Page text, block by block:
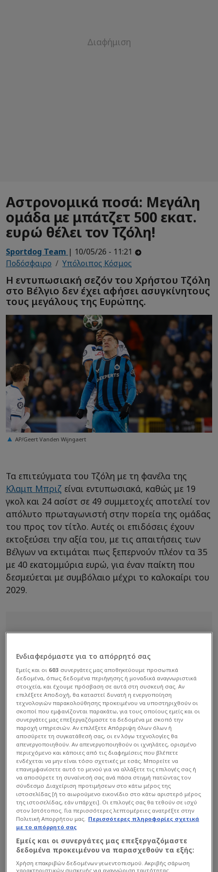
Αστρονομικά ποσά: Μεγάλη
ομάδα με μπάτζετ 500 εκατ.
ευρώ θέλει τον Τζόλη!
Sportdog Team | 10/05/26 - 11:21
Ποδόσφαιρο
Υπόλοιπος Κόσμος
Η εντυπωσιακή σεζόν του Χρήστου Τζόλη
στο Βέλγιο δεν έχει αφήσει ασυγκίνητους
τους μεγάλους της Ευρώπης.
AP/Geert Vanden Wijngaert
Τα επιτεύγματα του Τζόλη με τη φανέλα της
Κλαμπ Μπριζ είναι εντυπωσιακά, καθώς με 19
γκολ και 24 ασίστ σε 49 συμμετοχές αποτελεί τον
απόλυτο πρωταγωνιστή στην πορεία της ομάδας
του προς τον τίτλο. Αυτές οι επιδόσεις έχουν
εκτοξεύσει την αξία του, με τις απαιτήσεις των
Βέλγων να εκτιμάται πως ξεπερνούν πλέον τα 35
με 40 εκατομμύρια ευρώ, για έναν παίκτη που
δεσμεύεται με συμβόλαιο μέχρι το καλοκαίρι του
2029.
Ενδιαφερόμαστε για το απόρρητό σας
Εμείς και οι 603 συνεργάτες μας αποθηκεύουμε προσωπικά
δεδομένα, όπως δεδομένα περιήγησης ή μοναδικά αναγνωριστικά
στοιχεία, και έχουμε πρόσβαση σε αυτά στη συσκευή σας. Αν
επιλέξετε Αποδοχή, θα καταστεί δυνατή η ενεργοποίηση
τεχνολογιών παρακολούθησης προκειμένου να υποστηριχθούν οι
σκοποί που εμφανίζονται παρακάτω, για τους οποίους εμείς και οι
συνεργάτες μας επεξεργαζόμαστε τα δεδομένα με σκοπό την
παροχή υπηρεσιών. Αν επιλέξετε Απόρριψη όλων όλων ή
αποσύρετε τη συγκατάθεσή σας, οι εν λόγω τεχνολογίες θα
απενεργοποιηθούν. Αν απενεργοποιηθούν οι ιχνηλάτες, ορισμένο
περιεχόμενο και κάποιες από τις διαφημίσεις που βλέπετε
ενδέχεται να μην είναι τόσο σχετικές με εσάς. Μπορείτε να
επανεμφανίσετε αυτό το μενού για να αλλάξετε τις επιλογές σας ή
να αποσύρετε τη συναίνεσή σας ανά πάσα στιγμή πατώντας τον
σύνδεσμο Διαχείριση προτιμήσεων στο κάτω μέρος της
ιστοσελίδας [ή το αιωρούμενο εικονίδιο στο κάτω αριστερό μέρος
της ιστοσελίδας, εάν υπάρχει]. Οι επιλογές σας θα τεθούν σε ισχύ
στον Ιστότοπος. Για περισσότερες λεπτομέρειες ανατρέξτε στην
Πολιτική Απορρήτου μας. Περισσότερες πληροφορίες σχετικά
με το απόρρητό σας
Εμείς και οι συνεργάτες μας επεξεργαζόμαστε
δεδομένα προκειμένου να παρασχεθούν τα εξής:
Χρήση επακριβών δεδομένων γεωεντοπισμού. Ακριβής σάρωση
χαρακτηριστικών συσκευής για αναγνώριση ταυτότητας.